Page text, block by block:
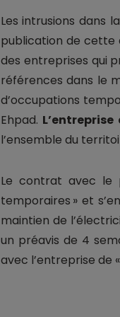
Les intrusions dans
publication de cette
des entreprises qui
références dans le
d’occupations
Ehpad.
l’ensemble du
Le contrat avec le
temporaires » et
maintien de
un préavis de 4
avec l’entreprise de